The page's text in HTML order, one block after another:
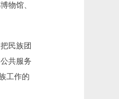
物馆、
民族团
共服务
工作的